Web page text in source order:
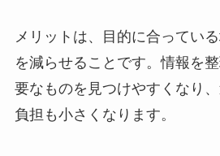
メリットは、目的に合ってい
を減らせることです。情報を
要なものを見つけやすくなり
負担も小さくなります。